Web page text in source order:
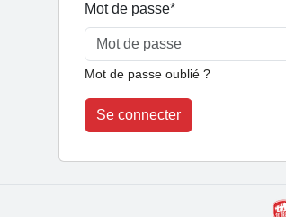
Mot de passe*
Mot de passe oublié ?
Se connecter